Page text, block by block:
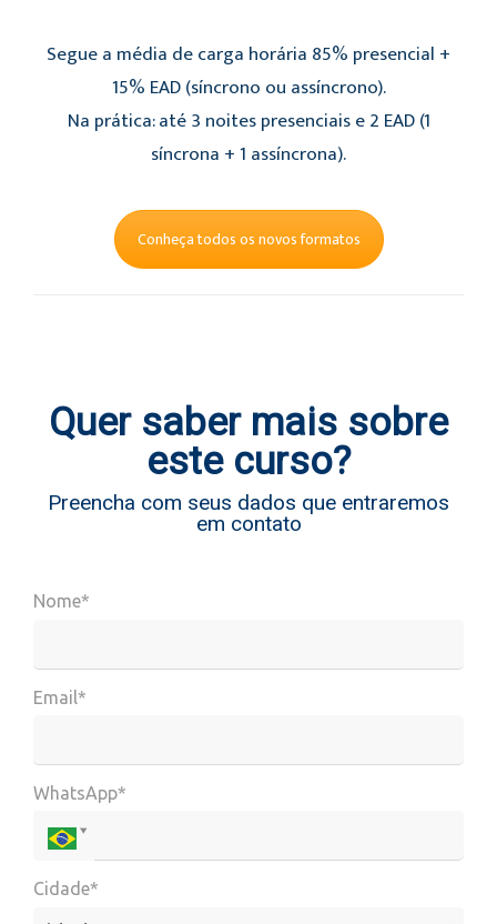
Segue a média de carga horária 85% presencial +
15% EAD (síncrono ou assíncrono).
Na prática: até 3 noites presenciais e 2 EAD (1
síncrona + 1 assíncrona).
Conheça todos os novos formatos
Quer saber mais sobre
este curso?
Preencha com seus dados que entraremos
em contato
Nome*
Email*
WhatsApp*
Cidade*